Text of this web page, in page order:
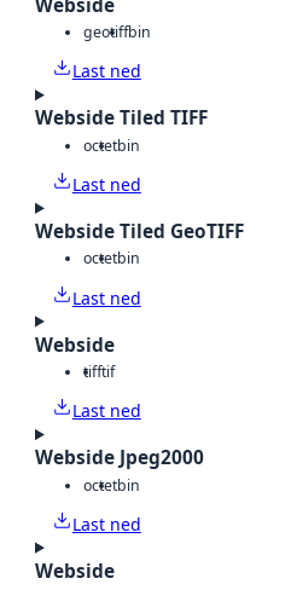
Webside
geotiffbin
Last ned
Webside Tiled TIFF
octetbin
Last ned
Webside Tiled GeoTIFF
octetbin
Last ned
Webside
tifftif
Last ned
Webside Jpeg2000
octetbin
Last ned
Webside